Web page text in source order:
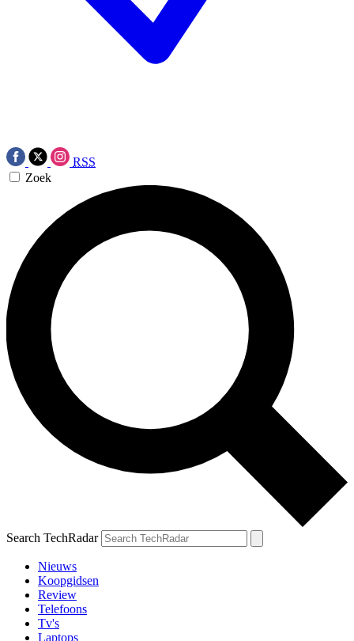
RSS
Zoek
Search TechRadar
Nieuws
Koopgidsen
Review
Telefoons
Tv's
Laptops